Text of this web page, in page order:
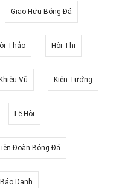
Giao Hữu Bóng Đá
Thảo Hội Thi
Khiêu Vũ Kiện Tướng
Lễ Hội
Đoàn Bóng Đá
Danh